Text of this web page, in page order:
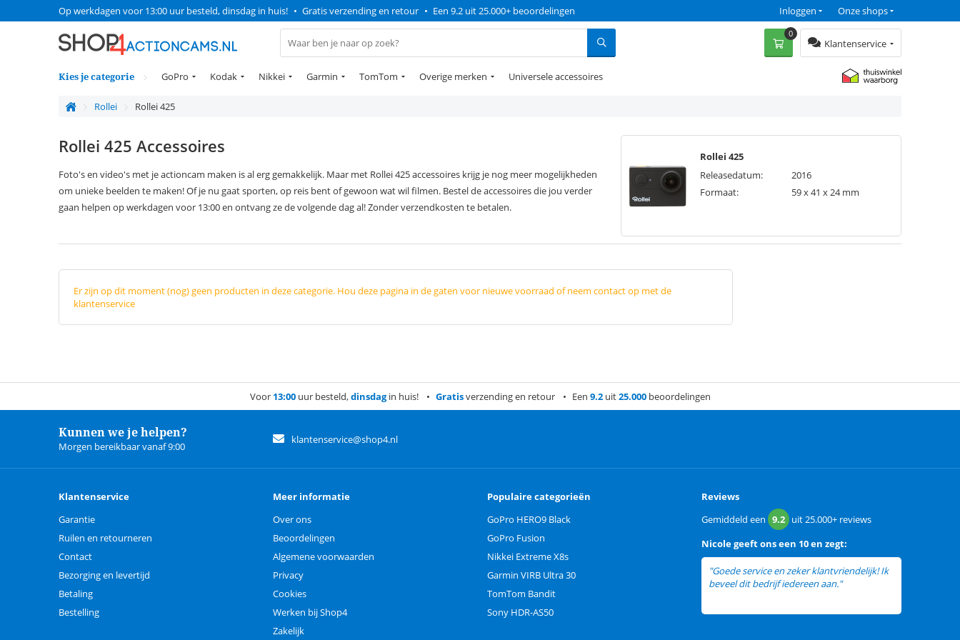
Op werkdagen voor 13:00 uur besteld, dinsdag in huis! • Gratis verzending en retour • Een 9.2 uit 25.000+ beoordelingen Onze shops
Inloggen
Klantenservice
0
Kies je categorie GoPro Kodak Nikkei Garmin TomTom Overige merken Universele accessoires
Rollei Rollei 425
Rollei 425 Accessoires
Foto's en video's met je actioncam maken is al erg gemakkelijk. Maar met Rollei 425 accessoires krijg je nog meer mogelijkheden
om unieke beelden te maken! Of je nu gaat sporten, op reis bent of gewoon wat wil filmen. Bestel de accessoires die jou verder
gaan helpen op werkdagen voor 13:00 en ontvang ze de volgende dag al! Zonder verzendkosten te betalen.
Rollei 425
Releasedatum:
2016
Formaat:
59 x 41 x 24 mm
Er zijn op dit moment (nog) geen producten in deze categorie. Hou deze pagina in de gaten voor nieuwe voorraad of neem contact op met de
klantenservice
Voor 13:00uur besteld,dinsdagin huis! Gratisverzending en retour Een 9.2uit25.000beoordelingen
Kunnen we je helpen?
Morgen bereikbaar vanaf 9:00
klantenservice@shop4.nl
Klantenservice
Garantie
Ruilen en retourneren
Contact
Bezorging en levertijd
Betaling
Bestelling
Meer informatie
Over ons
Beoordelingen
Algemene voorwaarden
Privacy
Cookies
Werken bij Shop4
Zakelijk
Populaire categorieën
GoPro HERO9 Black
GoPro Fusion
Nikkei Extreme X8s
Garmin VIRB Ultra 30
TomTom Bandit
Sony HDR-AS50
Reviews
Gemiddeld een 9.2 uit25.000+ reviews
Nicolegeeft ons een 10 en zegt:
"Goede service en zeker klantvriendelijk! Ik
beveel dit bedrijf iedereen aan."